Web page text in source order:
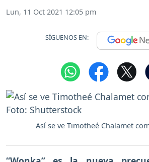
Lun, 11 Oct 2021 12:05 pm
SÍGUENOS EN:
Así se ve Timotheé Chalamet